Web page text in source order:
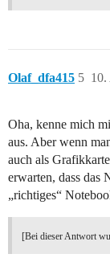
Olaf_dfa415 10.
5
Oha, kenne mich
aus. Aber wenn
auch als
erwarten, dass das
„richtiges“
[Bei dieser Antwort